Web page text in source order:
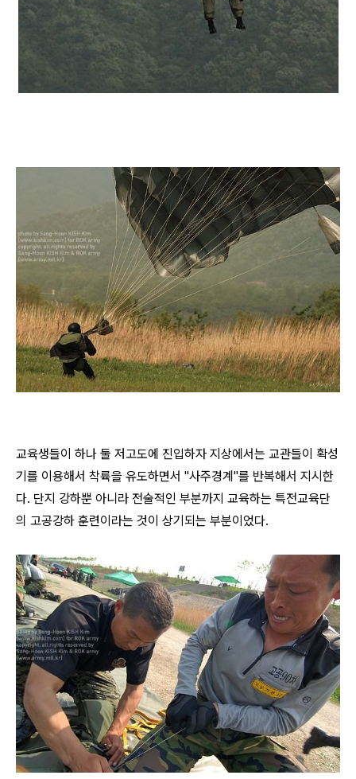
교육생들이 하나 둘 저고도에 진입하자 지상에서는 교관들이 확성
기를 이용해서 착륙을 유도하면서 "사주경계"를 반복해서 지시한
다. 단지 강하뿐 아니라 전술적인 부분까지 교육하는 특전교육단
의 고공강하 훈련이라는 것이 상기되는 부분이었다.